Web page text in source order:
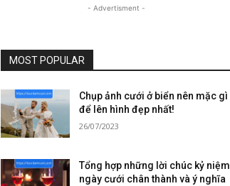
- Advertisment -
MOST POPULAR
Chụp ảnh cưới ở biển nên mặc gì
để lên hình đẹp nhất!
26/07/2023
Tổng hợp những lời chúc kỷ niệm
ngày cưới chân thành và ý nghĩa